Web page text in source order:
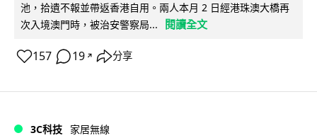
池，拾遺不報並帶返香港自用。兩人本月 2 日經港珠澳大橋再
次入境澳門時，被治安警察局...
閱讀全文
157 19 ↗ 分享
3C科技 家居無線